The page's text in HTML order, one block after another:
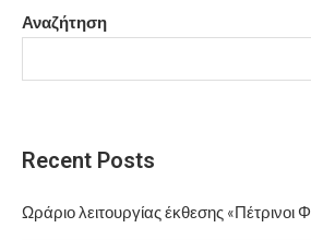
Αναζήτηση
Recent Posts
Ωράριο λειτουργίας έκθεσης «Πέτρινοι